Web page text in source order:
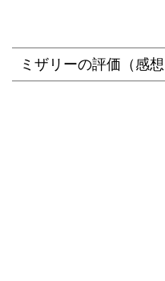
ミザリーの評価（感